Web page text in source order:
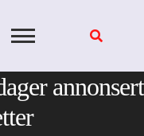
annonsert